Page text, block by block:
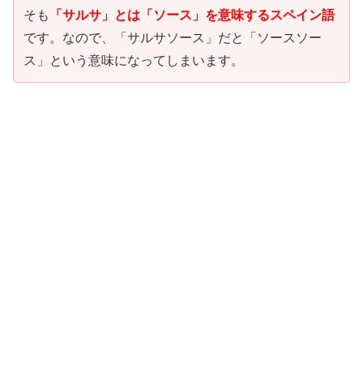
そも
「サルサ」とは「ソース」を意味するスペイン語
です。なので、「サルサソース」だと「ソースソー
ス」という意味になってしまいます。